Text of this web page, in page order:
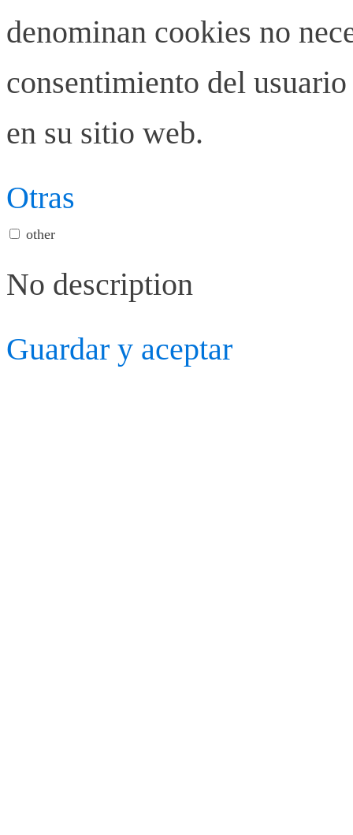
denominan cookies no
consentimiento del
en su sitio web.
Otras
other
No description
Guardar y aceptar